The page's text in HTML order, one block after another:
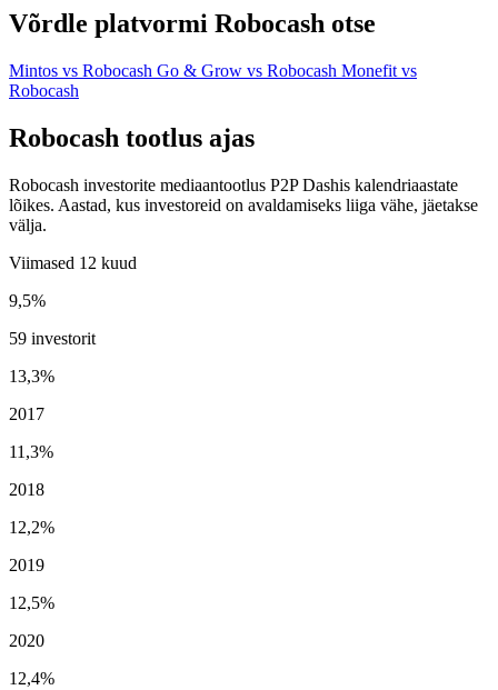
Võrdle platvormi Robocash otse
Mintos vs Robocash Go & Grow vs Robocash Monefit vs
Robocash
Robocash tootlus ajas
Robocash investorite mediaantootlus P2P Dashis kalendriaastate
lõikes. Aastad, kus investoreid on avaldamiseks liiga vähe, jäetakse
välja.
Viimased 12 kuud
9,5%
59 investorit
13,3%
2017
11,3%
2018
12,2%
2019
12,5%
2020
12,4%